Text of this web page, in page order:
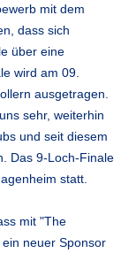
mit dem
dass sich
über eine
wird am 09.
ausgetragen.
sehr, weiterhin
und seit diesem
Das 9-Loch-Finale
statt.
mit "The
neuer Sponsor